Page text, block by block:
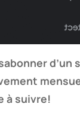
d’un
à suivre!